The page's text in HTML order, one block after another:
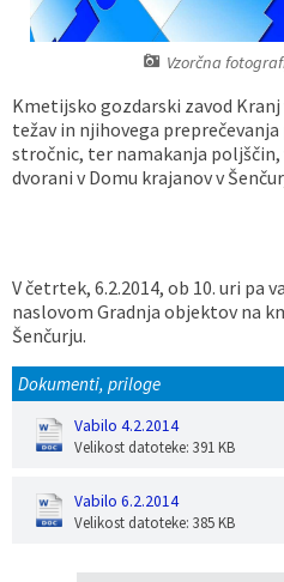
Vzorčna
Kmetijsko gozdarski zavod
težav in njihovega
stročnic, ter namakanja poljščin,
dvorani v Domu krajanov v
V četrtek, 6.2.2014, ob 10. uri pa
naslovom Gradnja objektov na
Šenčurju.
Dokumenti, priloge
Vabilo 4.2.2014
Velikost datoteke: 391 KB
Vabilo 6.2.2014
Velikost datoteke: 385 KB
Vaške skupnosti
Medobčinski inšpektorat
Načrt ravnanja s stvarnim premoženjem
Galerija slik
Dokumenti v javni obravnavi